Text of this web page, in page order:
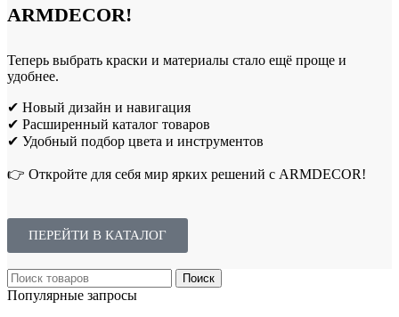
ARMDECOR!
Теперь выбрать краски и материалы стало ещё проще и
удобнее.
✔ Новый дизайн и навигация
✔ Расширенный каталог товаров
✔ Удобный подбор цвета и инструментов
👉 Откройте для себя мир ярких решений с ARMDECOR!
ПЕРЕЙТИ В КАТАЛОГ
Поиск
Популярные запросы